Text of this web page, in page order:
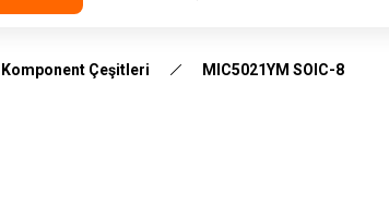
Komponent Çeşitleri MIC5021YM SOIC-8